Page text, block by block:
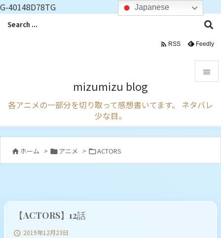
G-40148D78TG
mizumizu blog
各アニメの一部分を切り取って感想書いてます。 ネタバレ
少な目。

メニュ
前へ
 RSS Feedly
 ホーム > アニメ > ACTORS
【ACTORS】12話
 2019年12月23日
Japanese